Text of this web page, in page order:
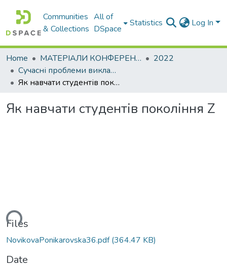
Communities
& Collections
All of
DSpace
Statistics Log In
Home МАТЕРІАЛИ КОНФЕРЕНЦІЙ
2022
Сучасні проблеми викладання іноземних мов у закладах освіти
Як навчати студентів покоління Z
Як навчати студентів покоління Z
Files
NovikovaPonikarovska36.pdf(364.47 KB)
Date